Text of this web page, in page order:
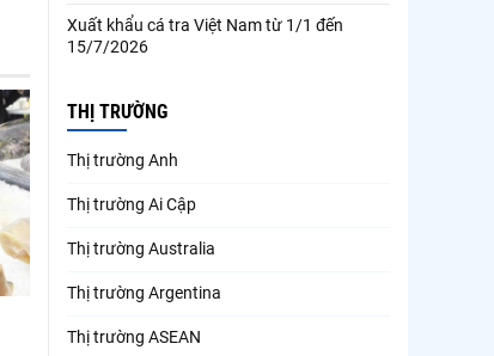
Xuất khẩu cá tra Việt Nam từ 1/1 đến
15/7/2026
THỊ TRƯỜNG
Thị trường Anh
Thị trường Ai Cập
Thị trường Australia
Thị trường Argentina
Thị trường ASEAN